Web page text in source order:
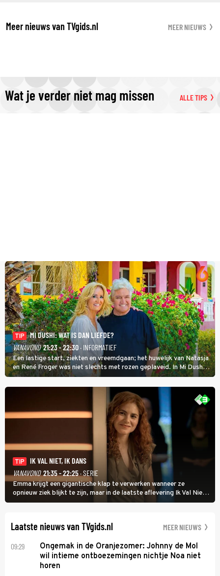
Meer nieuws van TVgids.nl MEER NIEUWS
Wat je verder niet mag missen ALLE TIPS
TIP
MI DUSHI: WAT IS DAN LIEFDE?
VANAVOND 21:23 - 22:30 · INFORMATIEF
Een lastige start, ziekten en vreemdgaan; het huwelijk van Natasja
en René Froger was niet slechts met rozen geplaveid. In Mi Dushi:
Wat Is Dan Liefde? neemt Wilfred Genee het showbizzkoppel mee
uit vissen om het over de liefde te hebben.
TIP
IK VAL NIET, IK DANS
VANAVOND 21:35 - 22:25· SERIE
Emma krijgt een gigantische klap te verwerken wanneer ze
opnieuw ziek blijkt te zijn, maar in de laatste aflevering Ik Val Niet,
Ik Dans laat ze zien dat ze niet van plan is op te geven, zelfs als ze
Laatste nieuws van TVgids.nl MEER NIEUWS
09:29
Ongemak in de Oranjezomer: Johnny de Mol
wil intieme ontboezemingen nichtje Noa niet
horen